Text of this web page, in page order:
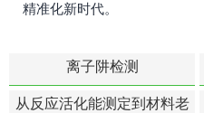
精准化新时代。
离子阱检测
从反应活化能测定到材料老